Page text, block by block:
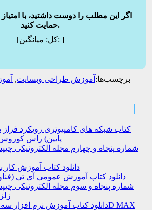
اگر این مطلب را دوست داشتید، با امتیاز
حمایت کنید.
[کل:میانگین: ]
برچسب‌ها: آموزش طراحی وبسایت,
کتاب شبکه های کامپیوتری رویکرد فراز
پایین) راس
شماره پنجاه و چهارم مجله الکترونیکی
دانلود کتاب آموزش کار
دانلود کتاب آموزش عمومی آی تی
شماره پنجاه و سوم مجله الکترونیکی
دانلود کتاب آموزش نرم افزار سه بعدی سازی 3D MAX